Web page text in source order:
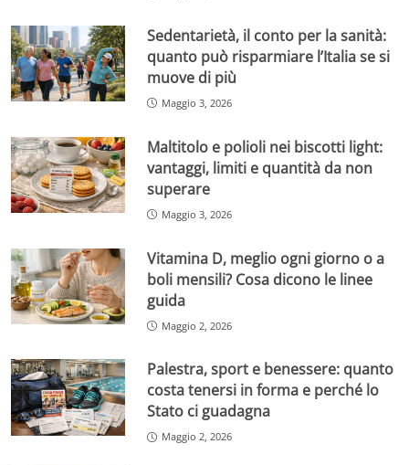
Sedentarietà, il conto per la sanità:
quanto può risparmiare l’Italia se si
muove di più
Maggio 3, 2026
Maltitolo e polioli nei biscotti light:
vantaggi, limiti e quantità da non
superare
Maggio 3, 2026
Vitamina D, meglio ogni giorno o a
boli mensili? Cosa dicono le linee
guida
Maggio 2, 2026
Palestra, sport e benessere: quanto
costa tenersi in forma e perché lo
Stato ci guadagna
Maggio 2, 2026